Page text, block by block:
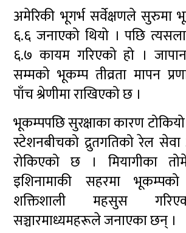
अमेरिकी भूगर्भ सर्वेक्षणले सुरुमा
६.६ जनाएको थियो । पछि
६.७ कायम गरिएको हो ।
सम्मको भूकम्प तीव्रता मापन
पाँच श्रेणीमा राखिएको छ ।
भूकम्पपछि सुरक्षाका कारण
स्टेशनबीचको द्रुतगतिको रेल
रोकिएको छ । मियागीका
इशिनामाकी सहरमा
शक्तिशाली महसुस
सञ्चारमाध्यमहरूले जनाएका छन् ।